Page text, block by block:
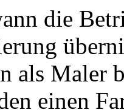
die
als Maler
einen